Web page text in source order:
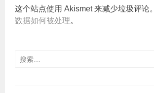
这个站点使用 Akismet 来减少垃圾评论。
数据如何被处理。
搜